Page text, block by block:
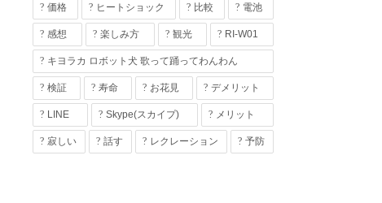
価格 ヒートショック 比較 電池
感想 楽しみ方 観光 RI-W01
キヨラカ ロボット犬 歌って踊ってわんわん
検証 寿命 お花見 デメリット
LINE Skype(スカイプ) メリット
寂しい 話す レクレーション 予防